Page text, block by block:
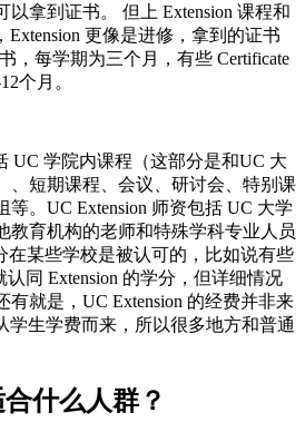
拿到证书。 但上 Extension 课程和
Extension 更像是进修，拿到的证书
，每学期为三个月，有些 Certificate
个月。
UC 学院内课程（这部分是和UC 大
、短期课程、会议、研讨会、特别课
。UC Extension 师资包括 UC 大学
教育机构的老师和特殊学科专业人员
在某些学校是被认可的，比如说有些
认同 Extension 的学分，但详细情况
就是，UC Extension 的经费并非来
学生学费而来，所以很多地方和普通
什么人群？